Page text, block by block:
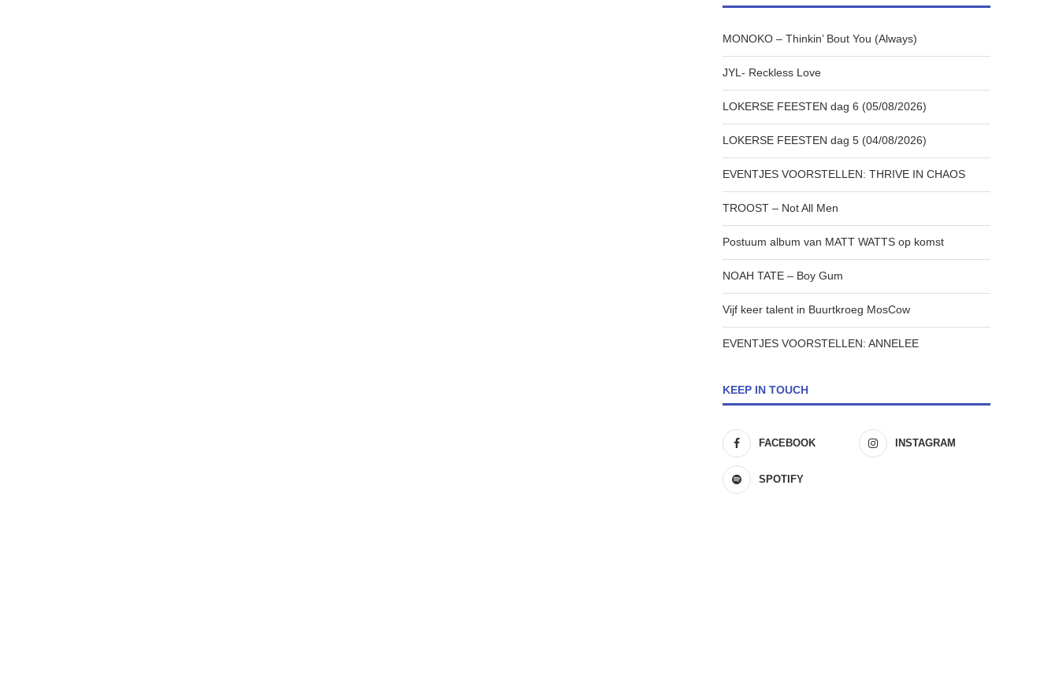
MONOKO – Thinkin’ Bout You (Always)
JYL- Reckless Love
LOKERSE FEESTEN dag 6 (05/08/2026)
LOKERSE FEESTEN dag 5 (04/08/2026)
EVENTJES VOORSTELLEN: THRIVE IN CHAOS
TROOST – Not All Men
Postuum album van MATT WATTS op komst
NOAH TATE – Boy Gum
Vijf keer talent in Buurtkroeg MosCow
EVENTJES VOORSTELLEN: ANNELEE
KEEP IN TOUCH
FACEBOOK INSTAGRAM
SPOTIFY